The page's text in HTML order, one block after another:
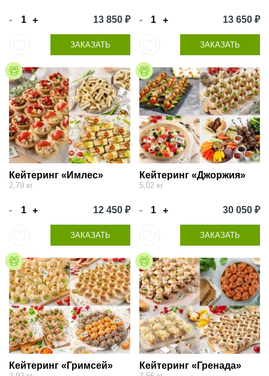
- + 13 850 ₽
ЗАКАЗАТЬ
- + 13 650 ₽
ЗАКАЗАТЬ
Кейтеринг «Имлес»
2,79 кг
- + 12 450 ₽
ЗАКАЗАТЬ
Кейтеринг «Джоржия»
5,02 кг
- + 30 050 ₽
ЗАКАЗАТЬ
Кейтеринг «Гримсей» Кейтеринг «Гренада»